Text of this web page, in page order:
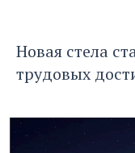
Новая стела
трудовых